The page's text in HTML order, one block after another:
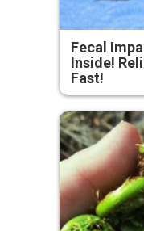
Fecal
Inside!
Fast!